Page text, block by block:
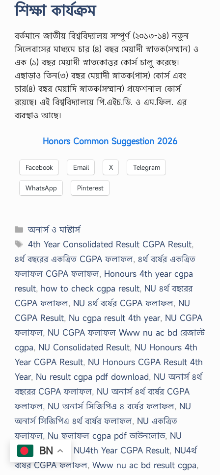
শিক্ষা কার্যক্রম
বর্তমানে জাতীয় বিশ্ববিদ্যালয় সম্পূর্ণ (২০১৩-১৪) নতুন
সিলেবাসের মাধ্যমে চার (৪) বছর মেয়াদী স্নাতক(সম্মান) ও
এক (১) বছর মেয়াদী স্নাতকোত্তর কোর্স চালু করেছে।
এছাড়াও তিন(৩) বছর মেয়াদী স্নাতক(পাস) কোর্স এবং
চার(৪) বছর মেয়াদি স্নাতক(সম্মান) প্রফেশনাল কোর্স
রয়েছে। এই বিশ্ববিদ্যালয়ে পি.এইচ.ডি. ও এম.ফিল. এর
ব্যবস্থাও আছে।
Honors Common Suggestion 2026
Facebook Email X Telegram
WhatsApp Pinterest
Categories
অনার্স ও মাস্টার্স
Tags
4th Year Consolidated Result CGPA Result,
৪র্থ বছরের একত্রিত CGPA ফলাফল, ৪র্থ বর্ষের একত্রিত
ফলাফল CGPA ফলাফল, Honours 4th year cgpa
result, how to check cgpa result, NU ৪র্থ বছরের
CGPA ফলাফল, NU ৪র্থ বর্ষের CGPA ফলাফল, NU
CGPA Result, Nu cgpa result 4th year, NU CGPA
ফলাফল, NU CGPA ফলাফল Www nu ac bd রেজাল্ট
cgpa, NU Consolidated Result, NU Honours 4th
Year CGPA Result, NU Honours CGPA Result 4th
Year, Nu result cgpa pdf download, NU অনার্স ৪র্থ
বছরের CGPA ফলাফল, NU অনার্স ৪র্থ বর্ষের CGPA
ফলাফল, NU অনার্স সিজিপিএ ৪ বর্ষের ফলাফল, NU
অনার্স সিজিপিএ ৪র্থ বর্ষের ফলাফল, NU একত্রিত
ফলাফল, Nu ফলাফল cgpa pdf ডাউনলোড, NU
সমন্বিত ফলাফল
NU4th Year CGPA Result, NU4র্থ
বর্ষের CGPA ফলাফল, Www nu ac bd result cgpa,
BN